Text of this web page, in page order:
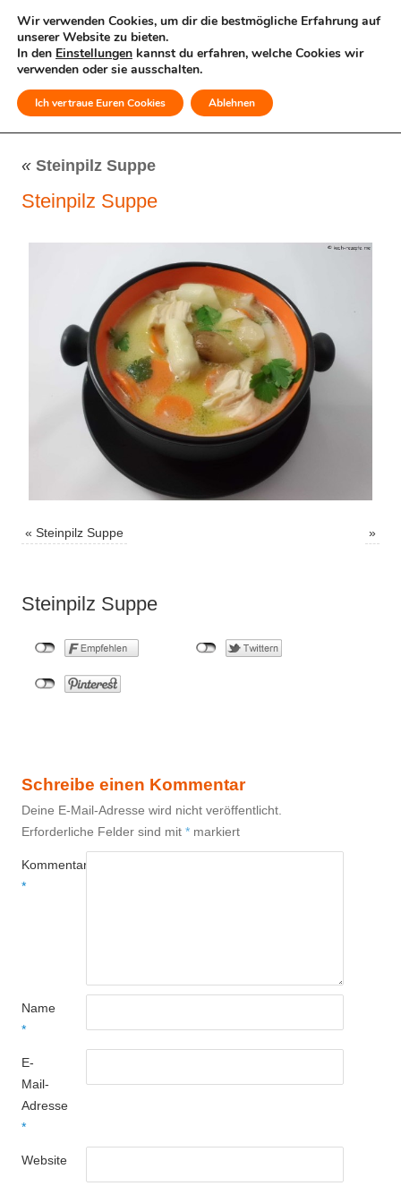
MENÜ
« Steinpilz Suppe
Steinpilz Suppe
« Steinpilz Suppe »
Steinpilz Suppe
Schreibe einen Kommentar
Deine E-Mail-Adresse wird nicht veröffentlicht.
Erforderliche Felder sind mit * markiert
Kommentar
*
Name
*
E-
Mail-
Adresse
*
Website
Wir verwenden Cookies, um dir die bestmögliche Erfahrung auf
unserer Website zu bieten.
In den Einstellungen kannst du erfahren, welche Cookies wir
verwenden oder sie ausschalten.
Ich vertraue Euren Cookies Ablehnen